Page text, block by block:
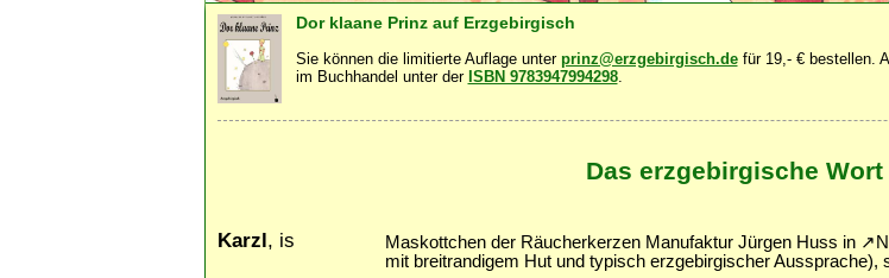
Dor klaane Prinz auf Erzgebirgisch
Sie können die limitierte Auflage unter prinz@erzgebirgisch.defür 19,- € bestellen.
im Buchhandel unter der ISBN 9783947994298.
Das erzgebirgische
Karzl, is Maskottchen der Räucherkerzen Manufaktur Jürgen Huss in ↗
mit breitrandigem Hut und typisch erzgebirgischer Aussprache),